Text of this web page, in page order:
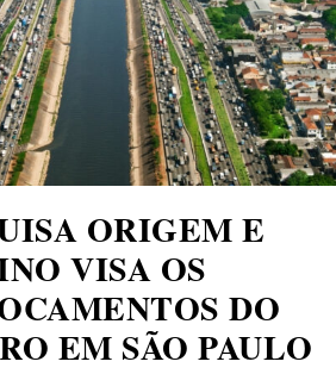
ORIGEM E
VISA OS
DO
EM SÃO PAULO